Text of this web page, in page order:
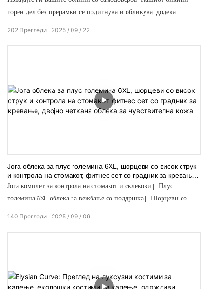
горен дел без прерамки се подигнува и обликува, додека
2025 09 22
202 Прегледи
Јога облека за плус големина 6XL, шорцеви со висок струк
и контрола на стомакот, фитнес сет со градник за кревање,
двојно четкана облека за чувствителна кожа
Јога комплет за контрола на стомакот и склекови | Плус
големина 6XL облека за вежбање со поддршка | Шорцеви со
2025 09 09
140 Прегледи